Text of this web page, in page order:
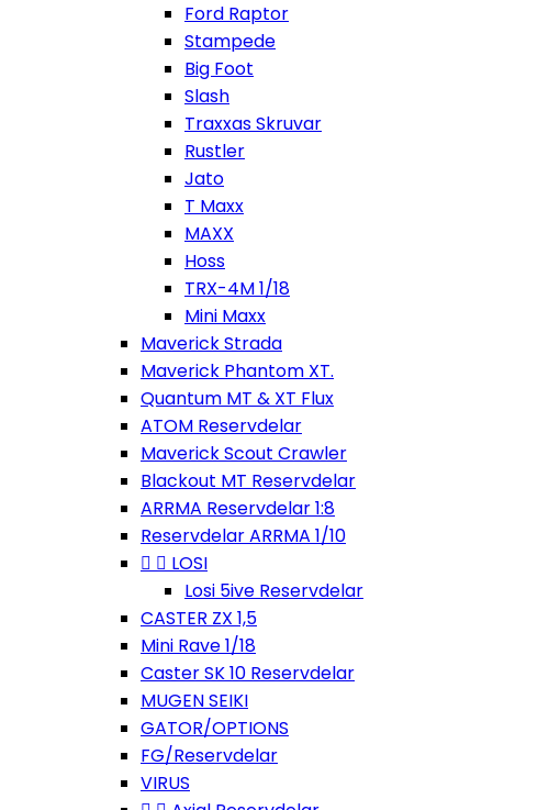
Ford Raptor
Stampede
Big Foot
Slash
Traxxas Skruvar
Rustler
Jato
T Maxx
MAXX
Hoss
TRX-4M 1/18
Mini Maxx
Maverick Strada
Maverick Phantom XT.
Quantum MT & XT Flux
ATOM Reservdelar
Maverick Scout Crawler
Blackout MT Reservdelar
ARRMA Reservdelar 1:8
Reservdelar ARRMA 1/10
  LOSI
Losi 5ive Reservdelar
CASTER ZX 1,5
Mini Rave 1/18
Caster SK 10 Reservdelar
MUGEN SEIKI
GATOR/OPTIONS
FG/Reservdelar
VIRUS